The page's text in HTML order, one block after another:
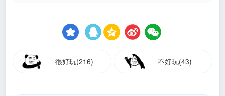
很好玩(216) 不好玩(43)